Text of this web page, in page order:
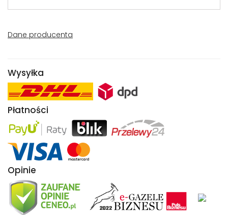
Dane producenta
Wysyłka
Płatności
Opinie